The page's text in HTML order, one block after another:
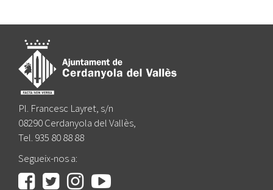
Pl. Francesc Layret, s/n
08290 Cerdanyola del Vallès,
Tel. 935 80 88 88
Segueix-nos a: